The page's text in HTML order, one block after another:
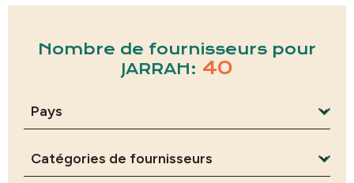
Nombre de fournisseurs pour
JARRAH: 40